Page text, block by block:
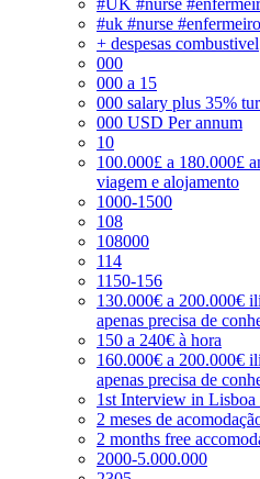
#uk #nurse
+ despesas combustivel
000
000 a 15
000 salary plus 35%
000 USD Per annum
10
100.000£ a 180.000£
viagem e alojamento
1000-1500
108
108000
114
1150-156
130.000€ a 200.000€
apenas precisa de
150 a 240€ à hora
160.000€ a 200.000€
apenas precisa de
1st Interview in Lisboa
2 meses de
2 months free
2000-5.000.000